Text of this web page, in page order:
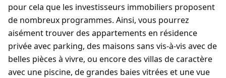
pour cela que les investisseurs immobiliers proposent
de nombreux programmes. Ainsi, vous pourrez
aisément trouver des appartements en résidence
privée avec parking, des maisons sans vis-à-vis avec de
belles pièces à vivre, ou encore des villas de caractère
avec une piscine, de grandes baies vitrées et une vue